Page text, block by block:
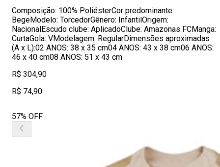
Composição: 100% PoliésterCor predominante:
BegeModelo: TorcedorGênero: InfantilOrigem:
NacionalEscudo clube: AplicadoClube: Amazonas FCManga:
CurtaGola: VModelagem: RegularDimensões aproximadas
(A x L):02 ANOS: 38 x 35 cm04 ANOS: 43 x 38 cm06 ANOS:
46 x 40 cm08 ANOS: 51 x 43 cm
R$ 304,90
R$ 74,90
57% OFF